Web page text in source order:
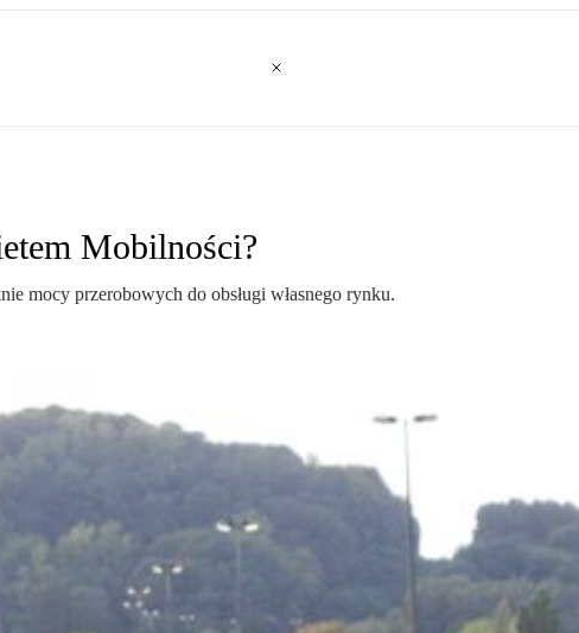
Mobilności?
mocy przerobowych do obsługi własnego rynku.